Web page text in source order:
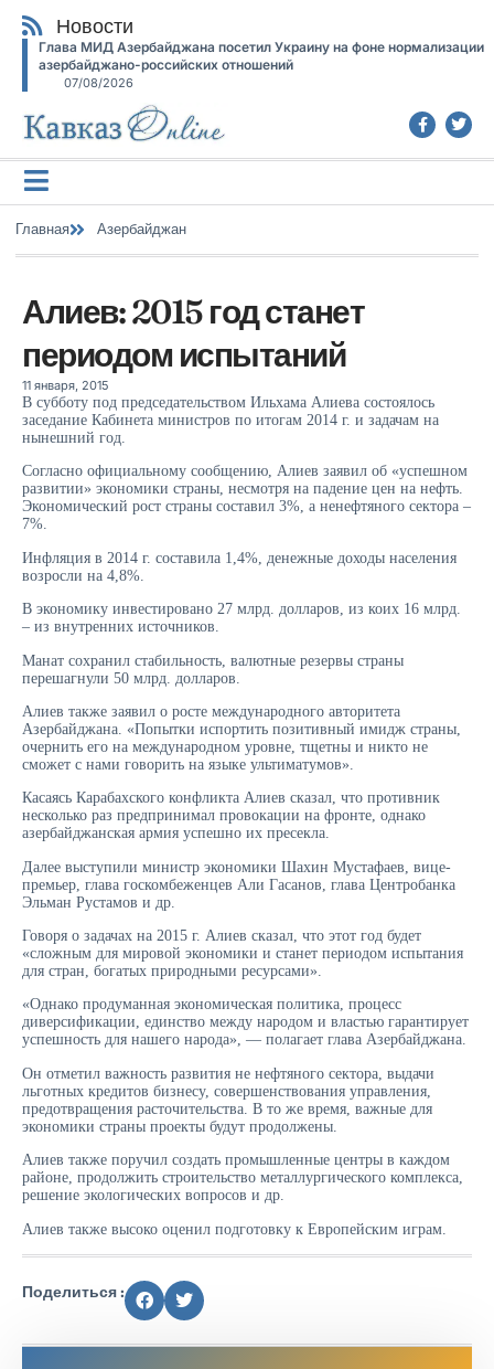
Новости
Глава МИД Азербайджана посетил Украину на фоне нормализации
азербайджано-российских отношений
07/08/2026
Главная Азербайджан
Алиев: 2015 год станет
периодом испытаний
11 января, 2015
В субботу под председательством Ильхама Алиева состоялось
заседание Кабинета министров по итогам 2014 г. и задачам на
нынешний год.
Согласно официальному сообщению, Алиев заявил об «успешном
развитии» экономики страны, несмотря на падение цен на нефть.
Экономический рост страны составил 3%, а ненефтяного сектора –
7%.
Инфляция в 2014 г. составила 1,4%, денежные доходы населения
возросли на 4,8%.
В экономику инвестировано 27 млрд. долларов, из коих 16 млрд.
– из внутренних источников.
Манат сохранил стабильность, валютные резервы страны
перешагнули 50 млрд. долларов.
Алиев также заявил о росте международного авторитета
Азербайджана. «Попытки испортить позитивный имидж страны,
очернить его на международном уровне, тщетны и никто не
сможет с нами говорить на языке ультиматумов».
Касаясь Карабахского конфликта Алиев сказал, что противник
несколько раз предпринимал провокации на фронте, однако
азербайджанская армия успешно их пресекла.
Далее выступили министр экономики Шахин Мустафаев, вице-
премьер, глава госкомбеженцев Али Гасанов, глава Центробанка
Эльман Рустамов и др.
Говоря о задачах на 2015 г. Алиев сказал, что этот год будет
«сложным для мировой экономики и станет периодом испытания
для стран, богатых природными ресурсами».
«Однако продуманная экономическая политика, процесс
диверсификации, единство между народом и властью гарантирует
успешность для нашего народа», — полагает глава Азербайджана.
Он отметил важность развития не нефтяного сектора, выдачи
льготных кредитов бизнесу, совершенствования управления,
предотвращения расточительства. В то же время, важные для
экономики страны проекты будут продолжены.
Алиев также поручил создать промышленные центры в каждом
районе, продолжить строительство металлургического комплекса,
решение экологических вопросов и др.
Алиев также высоко оценил подготовку к Европейским играм.
Поделиться :